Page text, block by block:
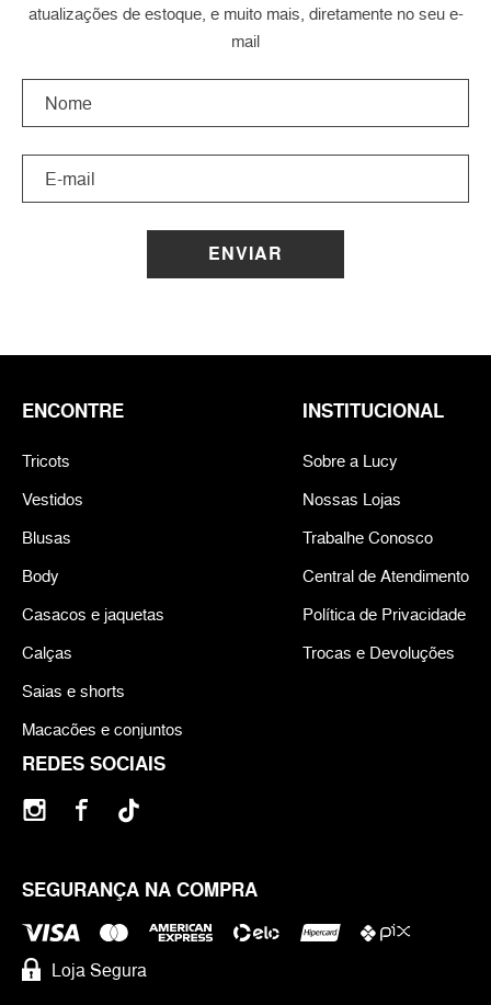
atualizações de estoque, e muito mais, diretamente no seu e-
mail
ENVIAR
REDES SOCIAIS
SEGURANÇA NA COMPRA
Loja Segura
ENCONTRE
Tricots
Vestidos
Blusas
Body
Casacos e jaquetas
Calças
Saias e shorts
Macacões e conjuntos
INSTITUCIONAL
Sobre a Lucy
Nossas Lojas
Trabalhe Conosco
Central de Atendimento
Política de Privacidade
Trocas e Devoluções